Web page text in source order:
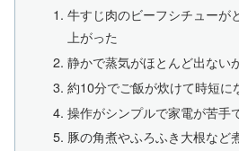
牛すじ肉のビーフシチューが
上がった
静かで蒸気がほとんど出ない
約10分でご飯が炊けて時短に
操作がシンプルで家電が苦手
豚の角煮やふろふき大根など